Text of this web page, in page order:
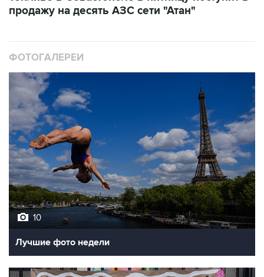
продажу на десять АЗС сети "Атан"
ФОТОГАЛЕРЕИ
10
Лучшие фото недели